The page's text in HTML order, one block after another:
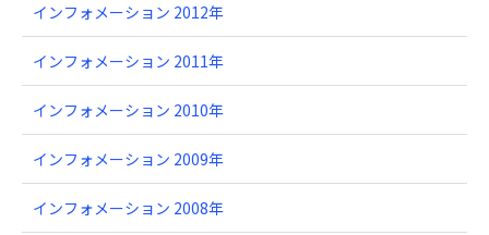
インフォメーション 2012年
インフォメーション 2011年
インフォメーション 2010年
インフォメーション 2009年
インフォメーション 2008年